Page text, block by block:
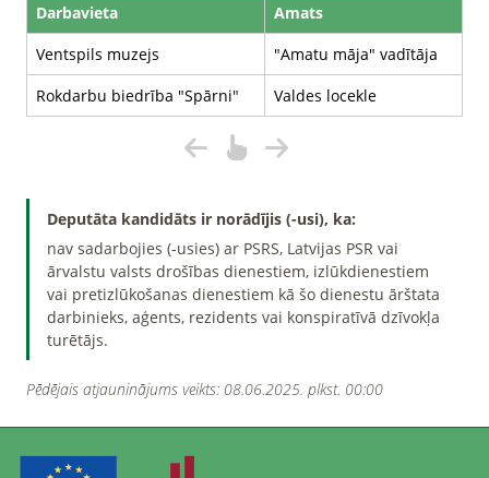
Darbavieta
Amats
Ventspils muzejs
"Amatu māja" vadītāja
Rokdarbu biedrība "Spārni"
Valdes locekle
Deputāta kandidāts ir norādījis (-usi), ka:
nav sadarbojies (-usies) ar PSRS, Latvijas PSR vai
ārvalstu valsts drošības dienestiem, izlūkdienestiem
vai pretizlūkošanas dienestiem kā šo dienestu ārštata
darbinieks, aģents, rezidents vai konspiratīvā dzīvokļa
turētājs.
Pēdējais atjauninājums veikts: 08.06.2025. plkst. 00:00